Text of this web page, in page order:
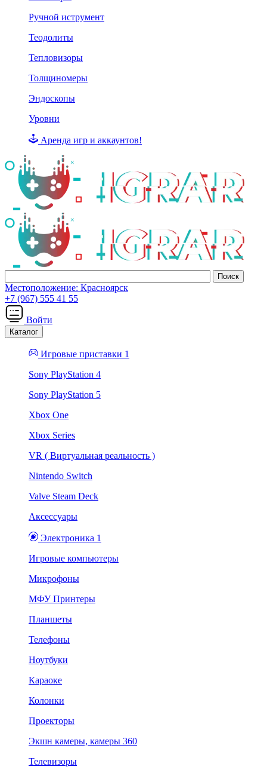
Ручной иструмент
Теодолиты
Тепловизоры
Толщиномеры
Эндоскопы
Уровни
Аренда игр и аккаунтов!
Местоположение: Красноярск
+7 (967) 555 41 55
Войти
Каталог
Игровые приставки 1
Sony PlayStation 4
Sony PlayStation 5
Xbox One
Xbox Series
VR ( Виртуальная реальность )
Nintendo Switch
Valve Steam Deck
Аксессуары
Электроника 1
Игровые компьютеры
Микрофоны
МФУ Принтеры
Планшеты
Телефоны
Ноутбуки
Караоке
Колонки
Проекторы
Экшн камеры, камеры 360
Телевизоры